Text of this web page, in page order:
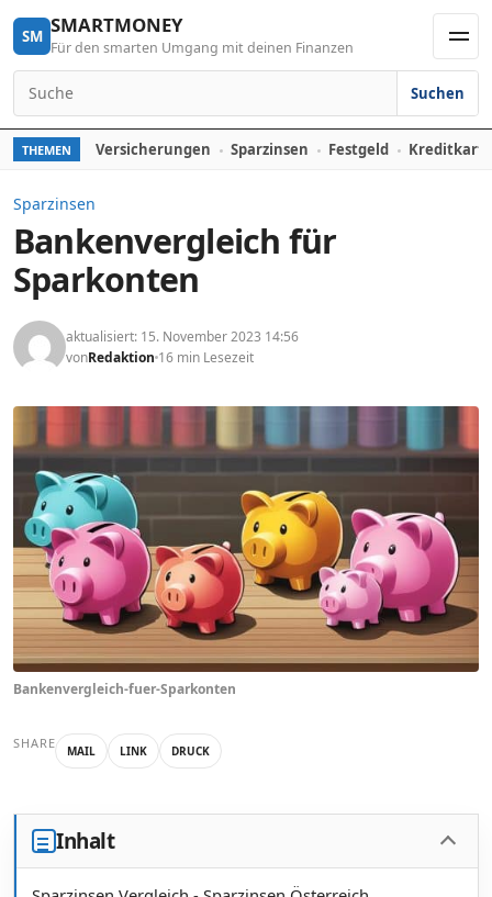
Skip to content
SM SMARTMONEY
Für den smarten Umgang mit deinen Finanzen
Search for:
Suchen
THEMEN Versicherungen Sparzinsen Festgeld
Sparzinsen
Bankenvergleich für
Sparkonten
aktualisiert: 15. November 2023 14:56
vonRedaktion 16 min Lesezeit
Bankenvergleich-fuer-Sparkonten
SHARE MAIL LINK DRUCK
Inhalt